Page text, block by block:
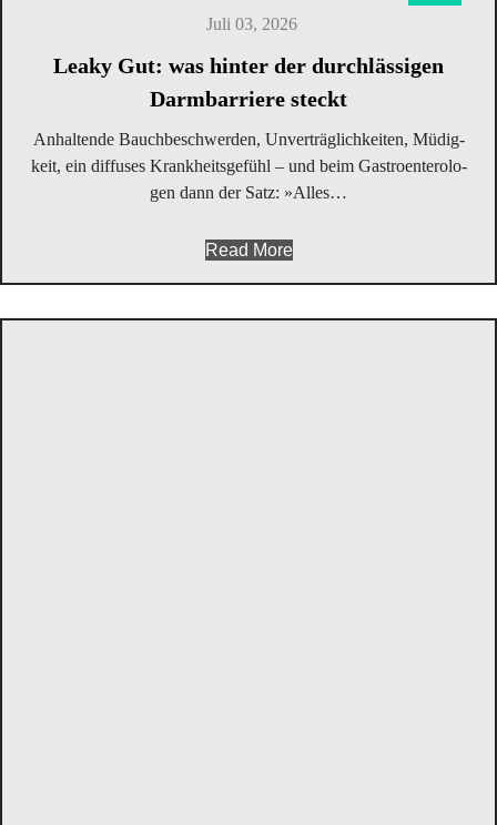
Juli 03, 2026
Leaky Gut: was hin­ter der durch­läs­si­gen
Darm­bar­rie­re steckt
Anhal­ten­de Bauch­be­schwer­den, Unver­träg­lich­kei­ten, Müdig­
keit, ein dif­fu­ses Krank­heits­ge­fühl – und beim Gas­tro­en­te­ro­lo­
gen dann der Satz: »Alles…
Read More